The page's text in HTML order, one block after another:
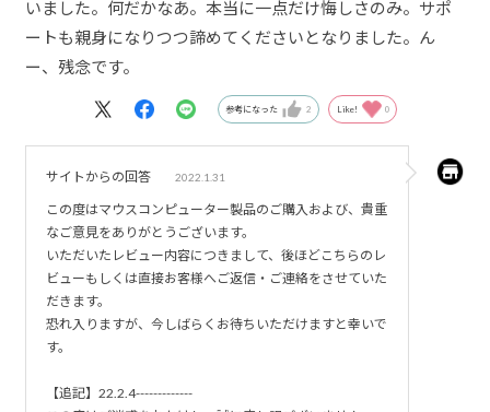
いました。何だかなあ。本当に一点だけ悔しさのみ。サポ
ートも親身になりつつ諦めてくださいとなりました。ん
ー、残念です。
参考になった 2 Like! 0
サイトからの回答 2022.1.31
この度はマウスコンピューター製品のご購入および、貴重
なご意見をありがとうございます。
いただいたレビュー内容につきまして、後ほどこちらのレ
ビューもしくは直接お客様へご返信・ご連絡をさせていた
だきます。
恐れ入りますが、今しばらくお待ちいただけますと幸いで
す。
【追記】22.2.4-------------